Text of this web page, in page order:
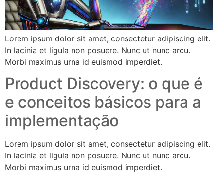
Lorem ipsum dolor sit amet, consectetur adipiscing elit.
In lacinia et ligula non posuere. Nunc ut nunc arcu.
Morbi maximus urna id euismod imperdiet.
Product Discovery: o que é
e conceitos básicos para a
implementação
Lorem ipsum dolor sit amet, consectetur adipiscing elit.
In lacinia et ligula non posuere. Nunc ut nunc arcu.
Morbi maximus urna id euismod imperdiet.